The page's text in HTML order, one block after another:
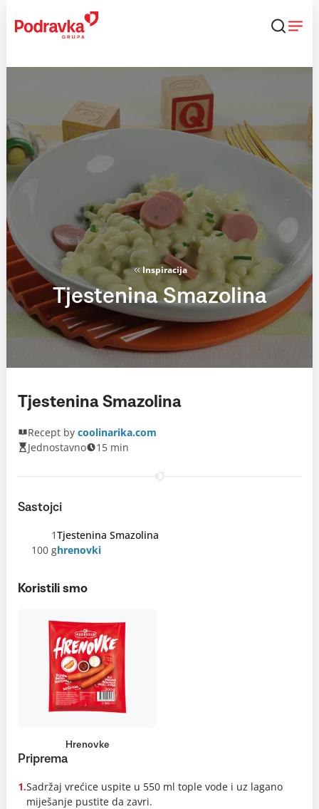
content
Inspiracija
Tjestenina Smazolina
Tjestenina Smazolina
Recept by coolinarika.com
Jednostavno
15 min
Sastojci
1Tjestenina Smazolina
100 ghrenovki
Koristili smo
Hrenovke
Priprema
1.Sadržaj vrećice uspite u 550 ml tople vode i uz lagano
miješanje pustite da zavri.